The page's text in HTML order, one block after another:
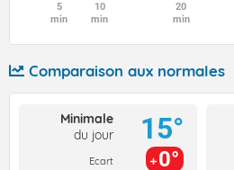
5
min
10
min
20
min
Comparaison aux normales
Minimale
du jour
Ecart
15°
0°